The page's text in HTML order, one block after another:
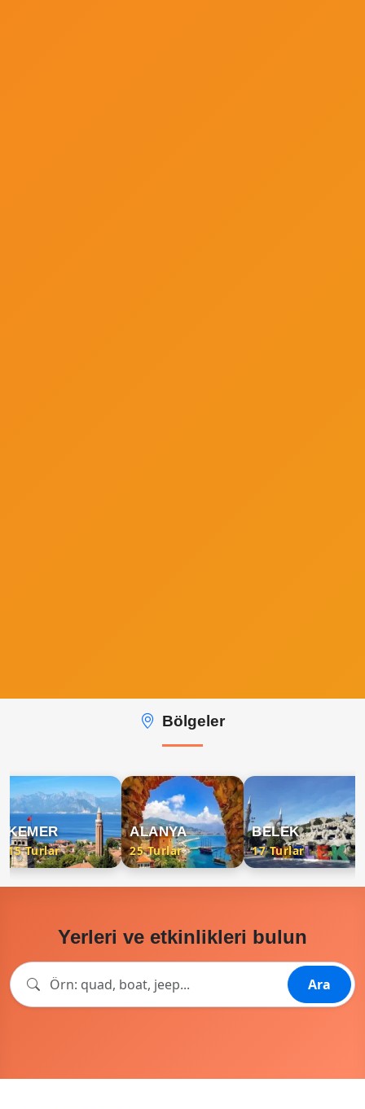
Bölgeler
KEMER
15 Turlar
ALANYA
25 Turlar
BELEK
17 Turlar
Yerleri ve etkinlikleri bulun
Ara